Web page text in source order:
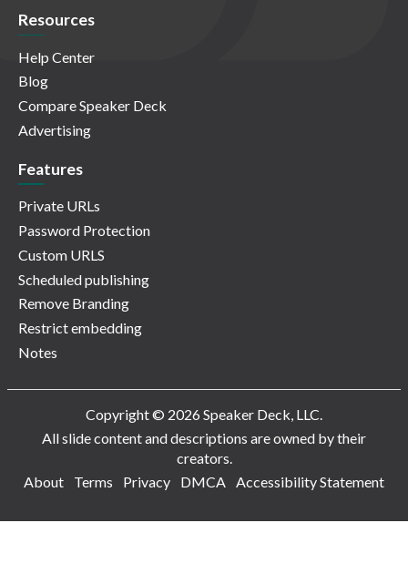
Resources
Help Center
Blog
Compare Speaker Deck
Advertising
Features
Private URLs
Password Protection
Custom URLS
Scheduled publishing
Remove Branding
Restrict embedding
Notes
Copyright © 2026 Speaker Deck, LLC.
All slide content and descriptions are owned by their
creators.
About
Terms Privacy DMCA Accessibility Statement